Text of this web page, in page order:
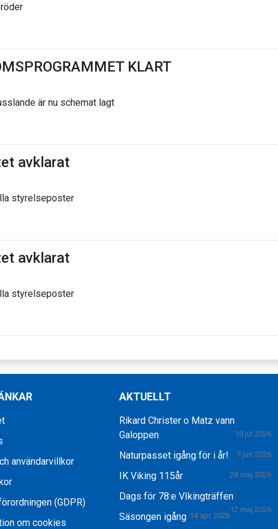
KLART
är nu schemat lagt
avklarat
styrelseposter
avklarat
styrelseposter
användarvillkor
(GDPR)
om cookies
AKTUELLT
Rikard Christer o Matz vann
Galoppen
18 jul 2026
Naturpasset igång för i år! 7 jun 2026
IK Viking 115år 28 maj 2026
Dags för 78:e VIkingträffen
12 maj 2026
Säsongen igång 14 apr 2026